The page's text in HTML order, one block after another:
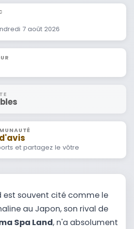
7 août 2026
et partagez le vôtre
est souvent cité comme le
au Japon, son rival de
Spa Land, n'a absolument